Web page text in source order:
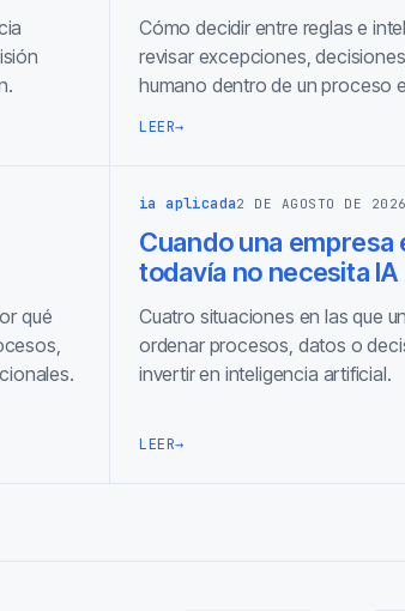
Cómo decidir entre reglas e
revisar excepciones,
humano dentro de un proceso
LEER→
qué
ia aplicada2 DE AGOSTO DE 2026
Cuando una empresa
todavía no necesita IA
Cuatro situaciones en las que
ordenar procesos, datos o
invertir en inteligencia artificial.
LEER→